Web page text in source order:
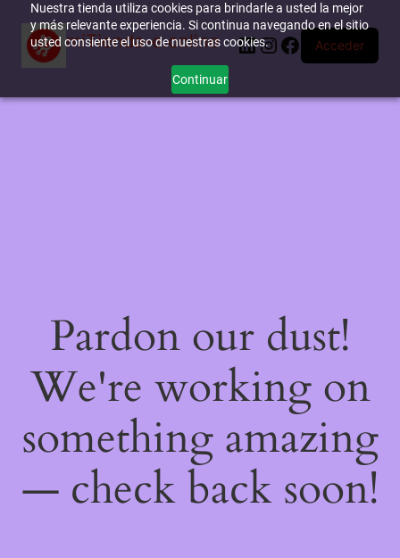
Nuestra tienda utiliza cookies para brindarle a usted la mejor
y más relevante experiencia. Si continua navegando en el sitio
usted consiente el uso de nuestras cookies.
Continuar
miTienda-e.online LinkedIn
Instagram
Facebook
Acceder
Pardon our dust!
We're working on
something amazing
— check back soon!